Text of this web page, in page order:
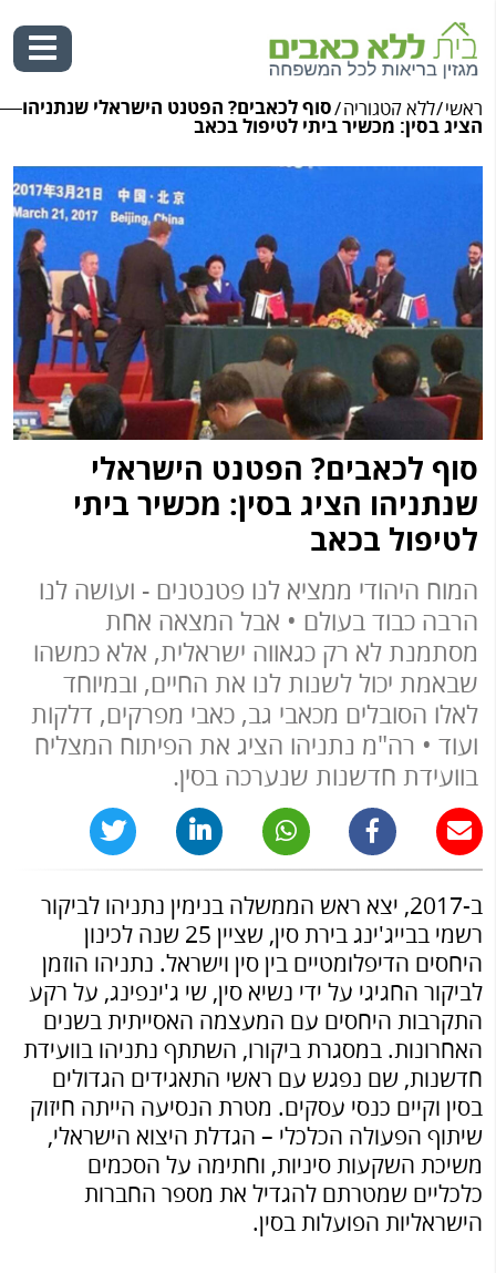
Skip
to
content
ראשי/ללא קטגוריה/סוף לכאבים? הפטנט הישראלי שנתניהו
הציג בסין: מכשיר ביתי לטיפול בכאב
סוף לכאבים? הפטנט הישראלי
שנתניהו הציג בסין: מכשיר ביתי
לטיפול בכאב
המוח היהודי ממציא לנו פטנטנים - ועושה לנו
הרבה כבוד בעולם • אבל המצאה אחת
מסתמנת לא רק כגאווה ישראלית, אלא כמשהו
שבאמת יכול לשנות לנו את החיים, ובמיוחד
לאלו הסובלים מכאבי גב, כאבי מפרקים, דלקות
ועוד • רה"מ נתניהו הציג את הפיתוח המצליח
בוועידת חדשנות שנערכה בסין.
ב-2017, יצא ראש הממשלה בנימין נתניהו לביקור
רשמי בבייג'ינג בירת סין, שציין 25 שנה לכינון
היחסים הדיפלומטיים בין סין וישראל. נתניהו הוזמן
לביקור החגיגי על ידי נשיא סין, שי ג'ינפינג, על רקע
התקרבות היחסים עם המעצמה האסייתית בשנים
האחרונות. במסגרת ביקורו, השתתף נתניהו בוועידת
חדשנות, שם נפגש עם ראשי התאגידים הגדולים
בסין וקיים כנסי עסקים. מטרת הנסיעה הייתה חיזוק
שיתוף הפעולה הכלכלי – הגדלת היצוא הישראלי,
משיכת השקעות סיניות, וחתימה על הסכמים
כלכליים שמטרתם להגדיל את מספר החברות
הישראליות הפועלות בסין.